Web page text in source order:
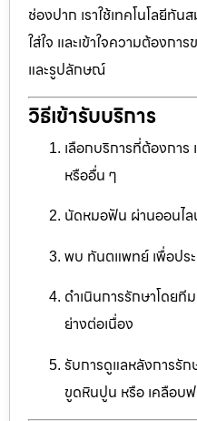
ช่องปาก เราใช้เทคโนโลยีทั
ใส่ใจ และเข้าใจความต้องก
และรูปลักษณ์
วิธีเข้ารับบริการ
เลือกบริการที่ต้องกา
หรืออื่น ๆ
นัดหมอฟัน ผ่านออนไล
พบ ทันตแพทย์ เพื่อปร
ดำเนินการรักษาโดย
ย่างต่อเนื่อง
รับการดูแลหลังการรัก
ขูดหินปูน หรือ เคลือบ